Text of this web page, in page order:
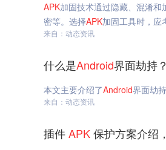
APK加固技术通过隐藏、混淆和
密等。选择APK加固工具时，应
来自：动态资讯
什么是Android界面劫持？
本文主要介绍了Android界面劫
来自：动态资讯
插件APK保护方案介绍